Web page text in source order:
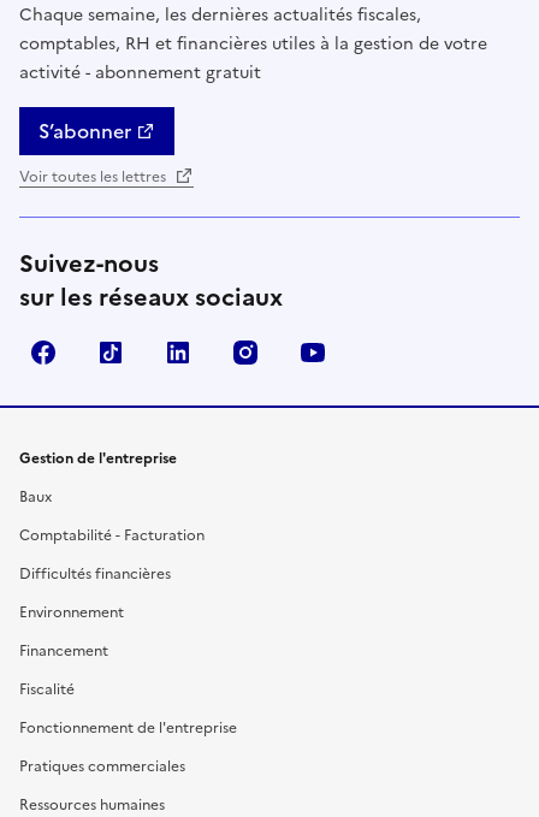
Chaque semaine, les dernières actualités fiscales,
comptables, RH et financières utiles à la gestion de votre
activité - abonnement gratuit
S’abonner
Voir toutes les lettres
Suivez-nous
sur les réseaux sociaux
FacebookTikTok Linkedin Instagram
Gestion de l'entreprise
Baux
Comptabilité - Facturation
Difficultés financières
Environnement
Financement
Fiscalité
Fonctionnement de l'entreprise
Pratiques commerciales
Ressources humaines